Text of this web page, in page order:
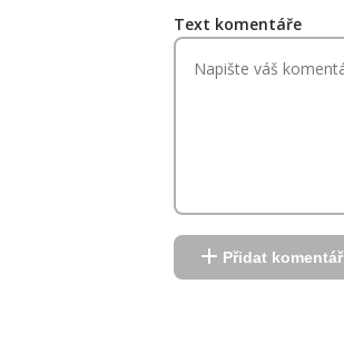
Text komentáře
Přidat komentář